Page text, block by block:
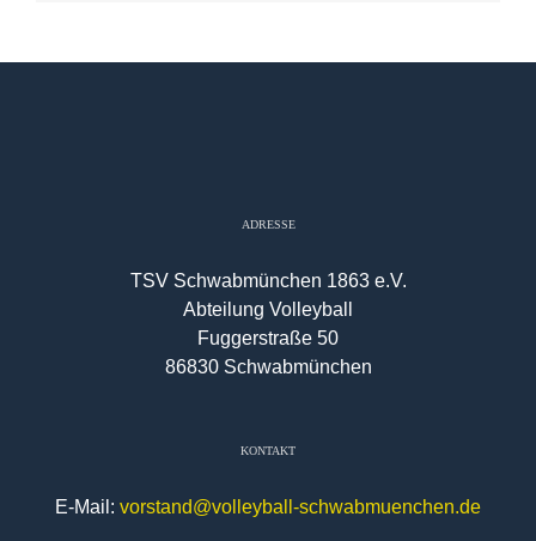
ADRESSE
TSV Schwabmünchen 1863 e.V.
Abteilung Volleyball
Fuggerstraße 50
86830 Schwabmünchen
KONTAKT
E-Mail: vorstand@volleyball-schwabmuenchen.de